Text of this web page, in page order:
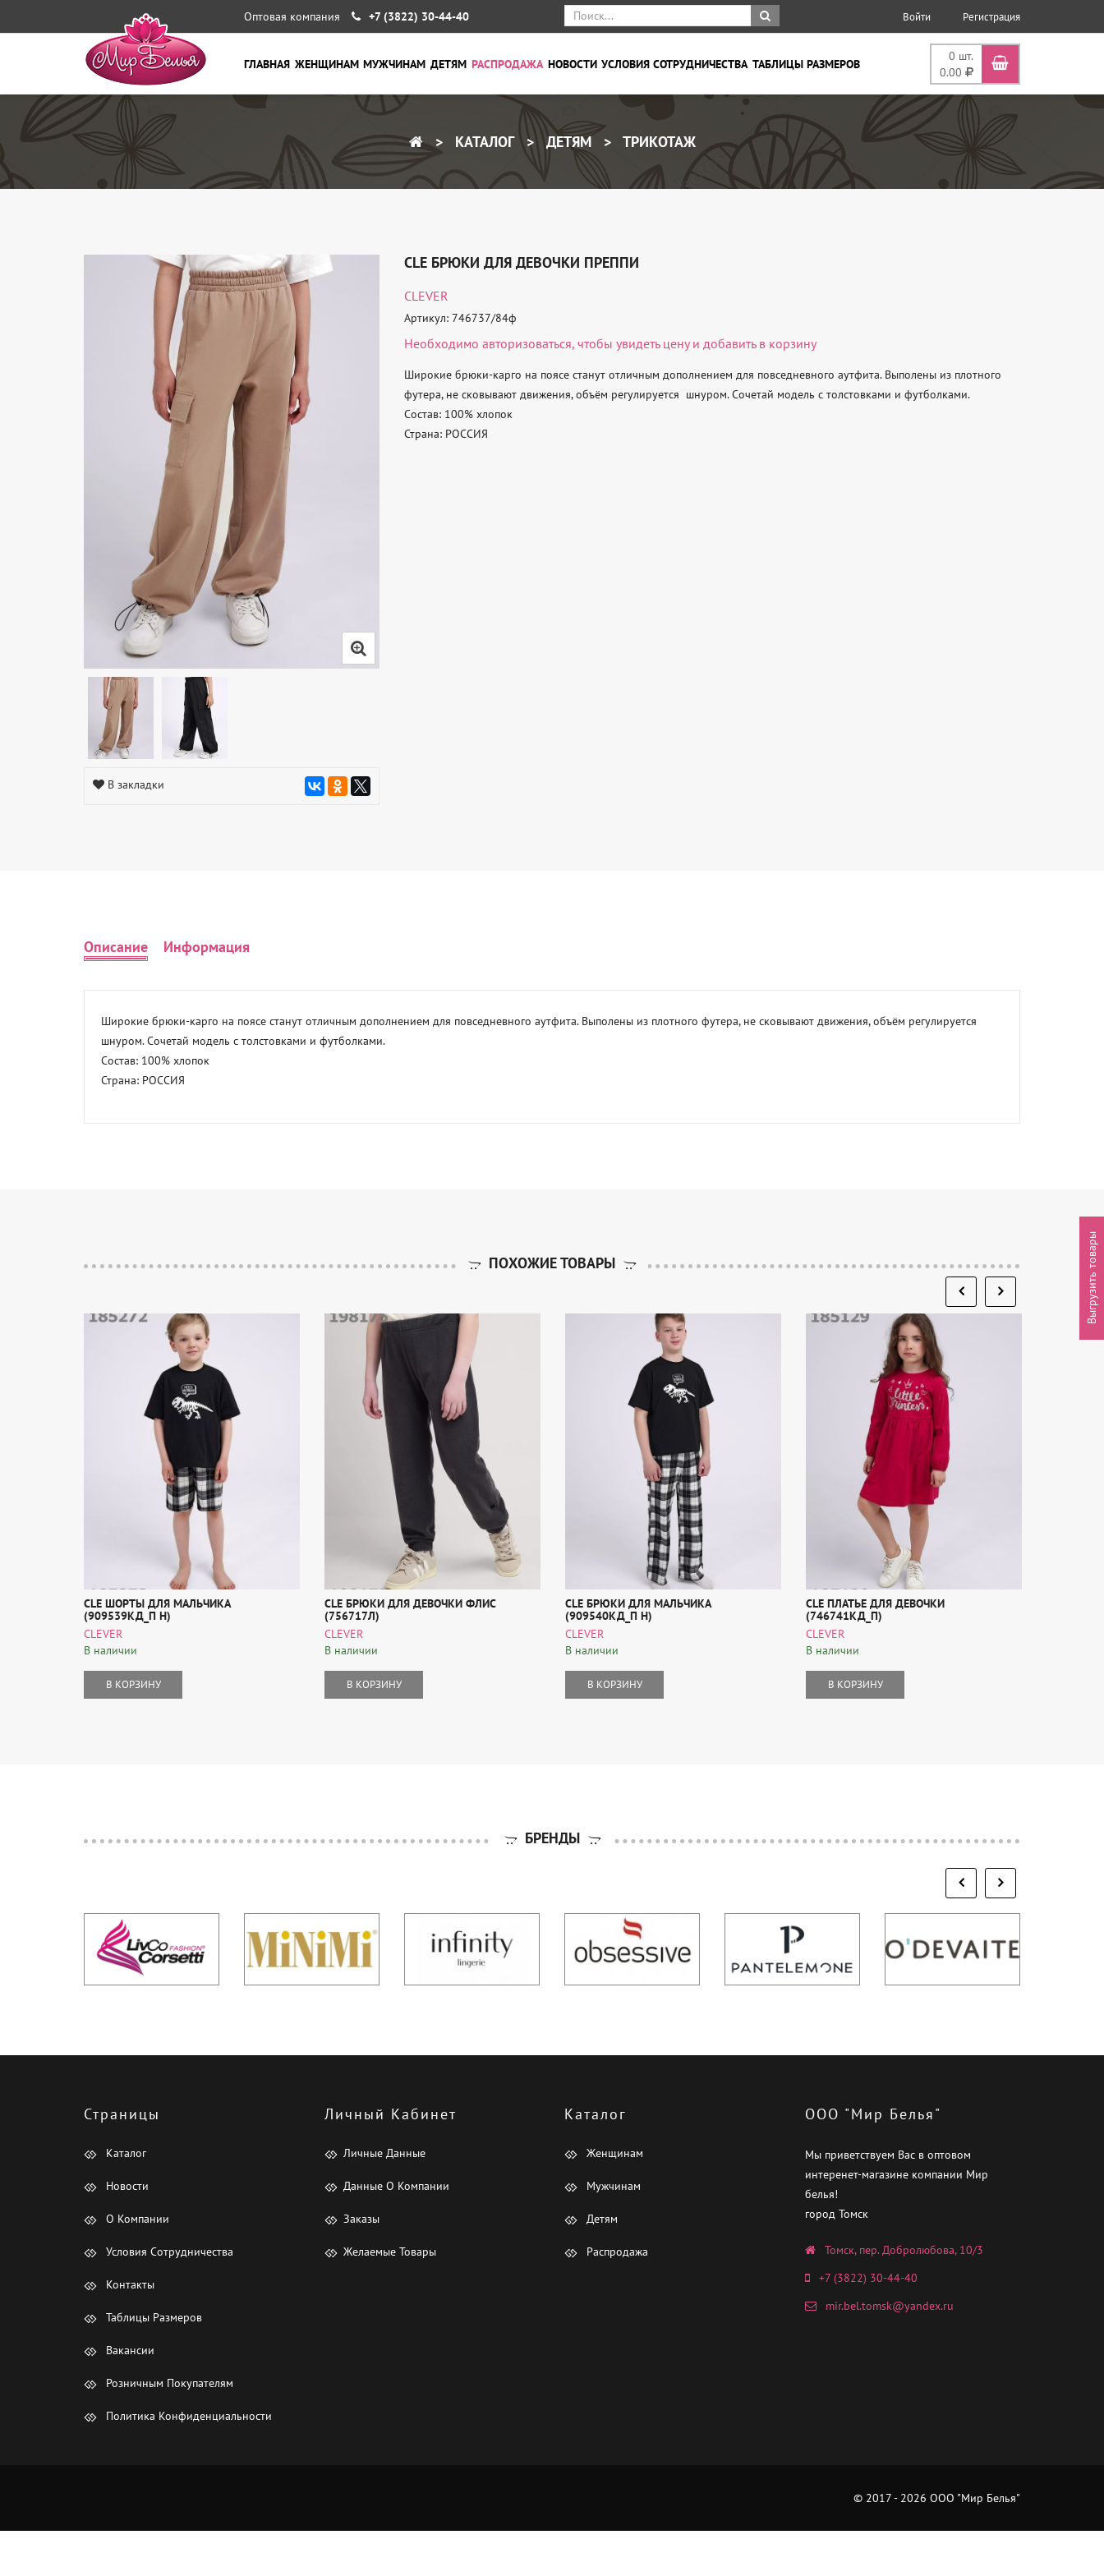
Оптовая компания +7 (3822) 30-44-40 Войти Регистрация
0 шт.
0.00
ГЛАВНАЯ ЖЕНЩИНАМ МУЖЧИНАМ ДЕТЯМ РАСПРОДАЖА НОВОСТИ УСЛОВИЯ СОТРУДНИЧЕСТВА ТАБЛИЦЫ РАЗМЕРОВ
КАТАЛОГ ДЕТЯМ ТРИКОТАЖ
В закладки
CLE БРЮКИ ДЛЯ ДЕВОЧКИ ПРЕППИ
CLEVER
Артикул: 746737/84ф
Необходимо авторизоваться, чтобы увидеть цену и добавить в корзину
Широкие брюки-карго на поясе станут отличным дополнением для повседневного аутфита. Выполены из плотного
футера, не сковывают движения, объём регулируется  шнуром. Сочетай модель с толстовками и футболками.
Состав: 100% хлопок
Страна: РОССИЯ
Описание Информация
Широкие брюки-карго на поясе станут отличным дополнением для повседневного аутфита. Выполены из плотного футера, не сковывают движения, объём регулируется
шнуром. Сочетай модель с толстовками и футболками.
Состав: 100% хлопок
Страна: РОССИЯ
ПОХОЖИЕ ТОВАРЫ
CLE ШОРТЫ ДЛЯ МАЛЬЧИКА
(909539КД_П Н)
CLEVER
В наличии
В КОРЗИНУ
CLE БРЮКИ ДЛЯ ДЕВОЧКИ ФЛИС
(756717Л)
CLEVER
В наличии
В КОРЗИНУ
CLE БРЮКИ ДЛЯ МАЛЬЧИКА
(909540КД_П Н)
CLEVER
В наличии
В КОРЗИНУ
CLE ПЛАТЬЕ ДЛЯ ДЕВОЧКИ
(746741КД_П)
CLEVER
В наличии
В КОРЗИНУ
БРЕНДЫ
Страницы
Каталог
Новости
О Компании
Условия Сотрудничества
Контакты
Таблицы Размеров
Вакансии
Розничным Покупателям
Политика Конфиденциальности
Личный Кабинет
Личные Данные
Данные О Компании
Заказы
Желаемые Товары
Каталог
Женщинам
Мужчинам
Детям
Распродажа
ООО "Мир Белья"
Мы приветствуем Вас в оптовом
интеренет-магазине компании Мир
белья!
город Томск
Томск, пер. Добролюбова, 10/3
+7 (3822) 30-44-40
mir.bel.tomsk@yandex.ru
© 2017 - 2026 ООО "Мир Белья"
Выгрузить товары